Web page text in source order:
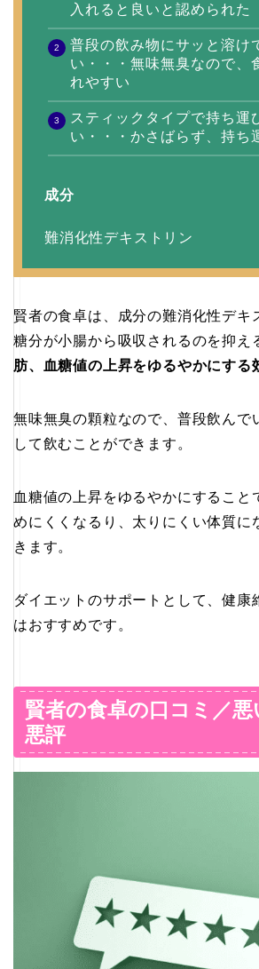
入れると良いと認められた
普段の飲み物にサッと溶け
い・・・無味無臭なので、
れやすい
スティックタイプで持ち運
い・・・かさばらず、持ち
成分
難消化性デキストリン
賢者の食卓は、成分の難消化性デキ
糖分が小腸から吸収されるのを抑え
肪、血糖値の上昇をゆるやかにする
無味無臭の顆粒なので、普段飲んで
して飲むことができます。
血糖値の上昇をゆるやかにすること
めにくくなるり、太りにくい体質に
きます。
ダイエットのサポートとして、健康
はおすすめです。
賢者の食卓の口コミ／
悪評